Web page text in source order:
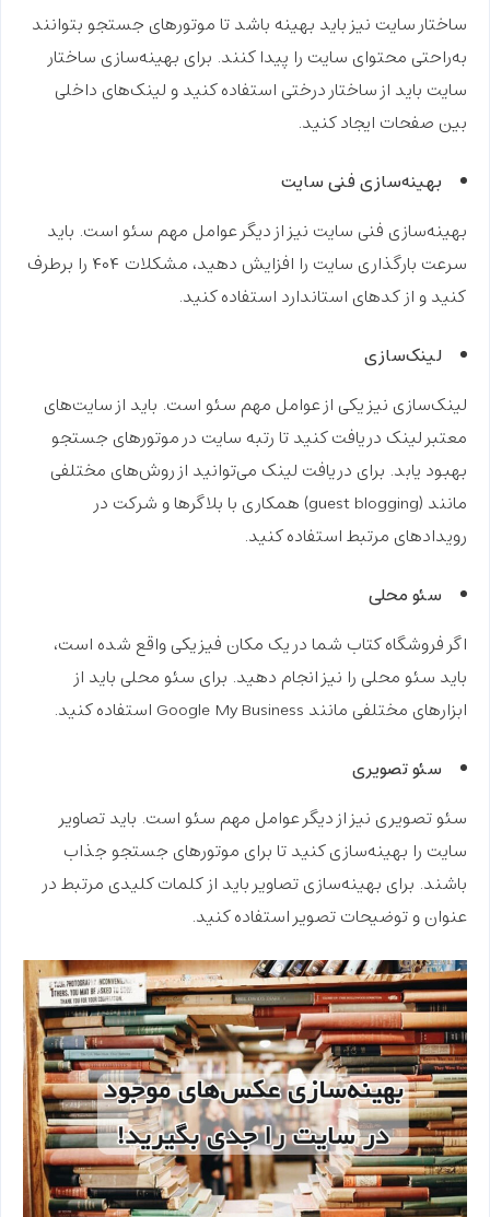
ساختار سایت نیز باید بهینه باشد تا موتورهای جستجو بتوانند
به‌راحتی محتوای سایت را پیدا کنند. برای بهینه‌سازی ساختار
سایت باید از ساختار درختی استفاده کنید و لینک‌های داخلی
بین صفحات ایجاد کنید.
بهینه‌سازی فنی سایت
بهینه‌سازی فنی سایت نیز از دیگر عوامل مهم سئو است. باید
سرعت بارگذاری سایت را افزایش دهید، مشکلات ۴۰۴ را برطرف
کنید و از کدهای استاندارد استفاده کنید.
لینک‌سازی
لینک‌سازی نیز یکی از عوامل مهم سئو است. باید از سایت‌های
معتبر لینک دریافت کنید تا رتبه سایت در موتورهای جستجو
بهبود یابد. برای دریافت لینک می‌توانید از روش‌های مختلفی
مانند (guest blogging) همکاری با بلاگرها و شرکت در
رویدادهای مرتبط استفاده کنید.
سئو محلی
اگر فروشگاه کتاب شما در یک مکان فیزیکی واقع شده است،
باید سئو محلی را نیز انجام دهید. برای سئو محلی باید از
ابزارهای مختلفی مانند Google My Business استفاده کنید.
سئو تصویری
سئو تصویری نیز از دیگر عوامل مهم سئو است. باید تصاویر
سایت را بهینه‌سازی کنید تا برای موتورهای جستجو جذاب
باشند. برای بهینه‌سازی تصاویر باید از کلمات کلیدی مرتبط در
عنوان و توضیحات تصویر استفاده کنید.